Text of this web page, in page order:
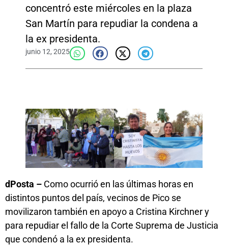
concentró este miércoles en la plaza
San Martín para repudiar la condena a
la ex presidenta.
junio 12, 2025
dPosta – Como ocurrió en las últimas horas en
distintos puntos del país, vecinos de Pico se
movilizaron también en apoyo a Cristina Kirchner y
para repudiar el fallo de la Corte Suprema de Justicia
que condenó a la ex presidenta.